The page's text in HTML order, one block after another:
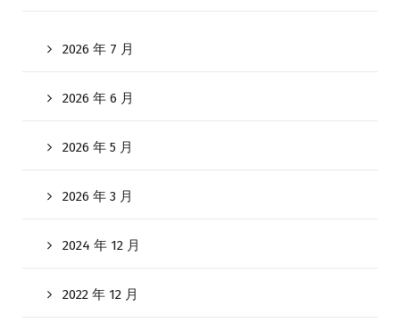
2026 年 7 月
2026 年 6 月
2026 年 5 月
2026 年 3 月
2024 年 12 月
2022 年 12 月